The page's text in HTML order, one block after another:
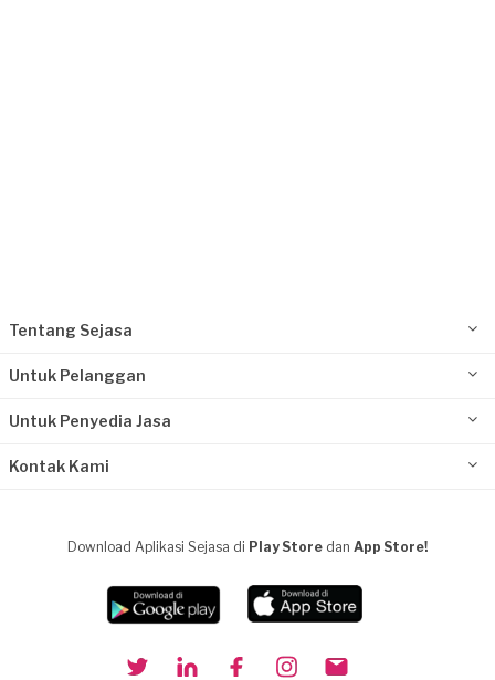
Tentang Sejasa
Untuk Pelanggan
Untuk Penyedia Jasa
Kontak Kami
Download Aplikasi Sejasa di Play Store dan App Store!